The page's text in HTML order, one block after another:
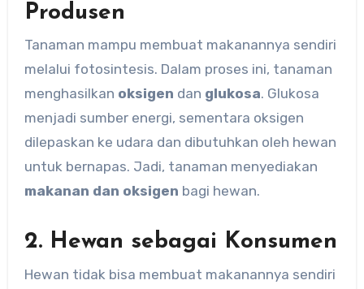
Produsen
Tanaman mampu membuat makanannya sendiri
melalui fotosintesis. Dalam proses ini, tanaman
menghasilkan oksigen dan glukosa. Glukosa
menjadi sumber energi, sementara oksigen
dilepaskan ke udara dan dibutuhkan oleh hewan
untuk bernapas. Jadi, tanaman menyediakan
makanan dan oksigen bagi hewan.
2. Hewan sebagai Konsumen
Hewan tidak bisa membuat makanannya sendiri